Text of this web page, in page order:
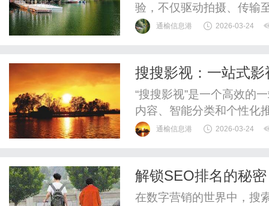
验，不仅驱动拍摄、传输
术的创作与表达，成为现
通榆信息港 2026-03-24
搜搜影视：一站式
“搜搜影视”是一个高效的
内容、智能分类和个性化
洁、更新及时，支持多维
通榆信息港 2026-03-24
解锁SEO排名的秘
在数字营销的世界中，搜